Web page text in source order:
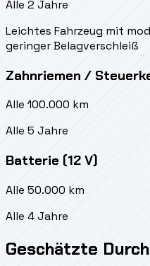
Alle 2 Jahre
Leichtes Fahrzeug mit
geringer Belagverschleiß
Zahnriemen /
Alle 100.000 km
Alle 5 Jahre
Batterie (12 V)
Alle 50.000 km
Alle 4 Jahre
Geschätzte